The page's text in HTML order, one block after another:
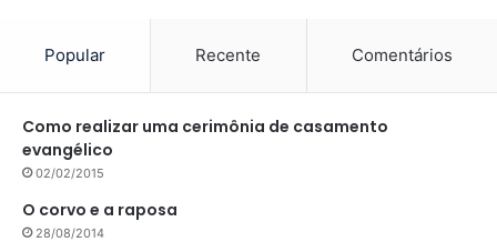
Popular Recente Comentários
Como realizar uma cerimônia de casamento
evangélico
02/02/2015
O corvo e a raposa
28/08/2014